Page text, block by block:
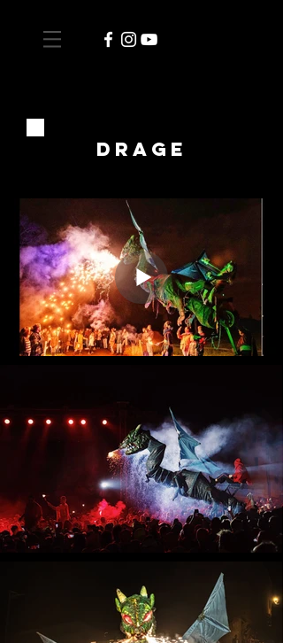
DRAGE